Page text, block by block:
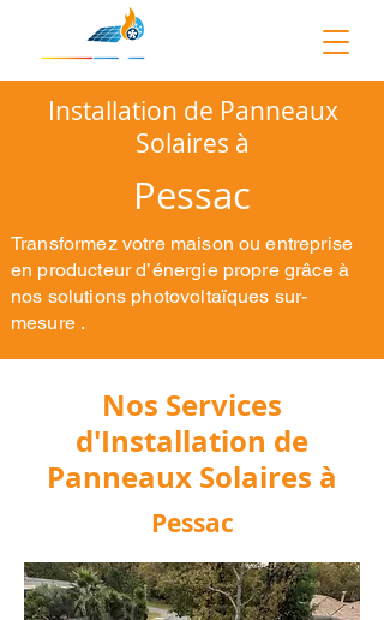
Installation de Panneaux
Solaires à
Pessac
Transformez votre maison ou entreprise
en producteur d’énergie propre grâce à
nos solutions photovoltaïques sur-
mesure .
Nos Services
d'Installation de
Panneaux Solaires à
Pessac